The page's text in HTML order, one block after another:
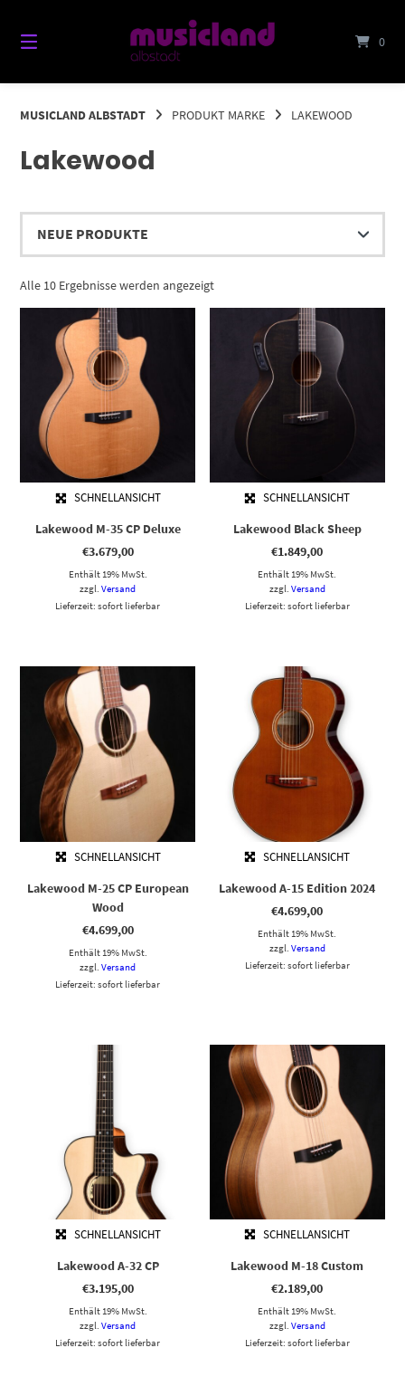
Inhalt
0
MUSICLAND ALBSTADT PRODUKT MARKE LAKEWOOD
Lakewood
Alle 10 Ergebnisse werden angezeigtNach
SCHNELLANSICHT
Lakewood M-35 CP Deluxe
€3.679,00
Enthält 19% MwSt.
zzgl.Versand
Lieferzeit: sofort lieferbar
SCHNELLANSICHT
Lakewood Black Sheep
€1.849,00
Enthält 19% MwSt.
zzgl. Versand
Lieferzeit: sofort lieferbar
SCHNELLANSICHT
Lakewood M-25 CP European
Wood
€4.699,00
Enthält 19% MwSt.
zzgl.Versand
Lieferzeit: sofort lieferbar
SCHNELLANSICHT
Lakewood A-15 Edition 2024
€4.699,00
Enthält 19% MwSt.
zzgl. Versand
Lieferzeit: sofort lieferbar
SCHNELLANSICHT
Lakewood A-32 CP
€3.195,00
Enthält 19% MwSt.
zzgl.Versand
Lieferzeit: sofort lieferbar
SCHNELLANSICHT
Lakewood M-18 Custom
€2.189,00
Enthält 19% MwSt.
zzgl. Versand
Lieferzeit: sofort lieferbar